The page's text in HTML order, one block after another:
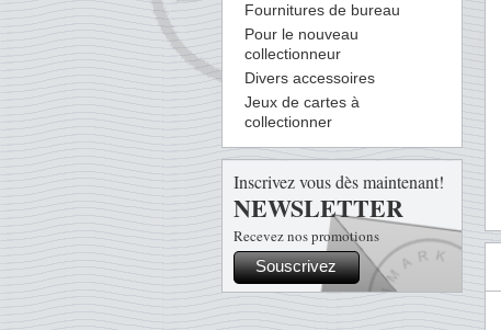
Fournitures de bureau
Pour le nouveau
collectionneur
Divers accessoires
Jeux de cartes à
collectionner
Inscrivez vous dès maintenant!
NEWSLETTER
Recevez nos promotions
Souscrivez